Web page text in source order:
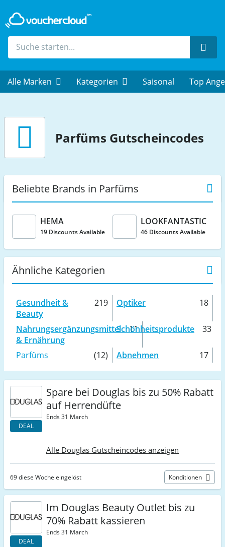
Alle Marken Kategorien Saisonal Top
Parfüms Gutscheincodes
Beliebte Brands in Parfüms
HEMA
19 Discounts Available
LOOKFANTASTIC
46 Discounts Available
Ähnliche Kategorien
Gesundheit &
Beauty
219 Optiker 18
Nahrungsergänzungsmittel
& Ernährung
11
Schönheitsprodukte 33
Parfüms (12) Abnehmen 17
DEAL
Spare bei Douglas bis zu 50% Rabatt
auf Herrendüfte
Ends 31 March
Alle Douglas Gutscheincodes anzeigen
69 diese Woche eingelöst Konditionen
DEAL
Im Douglas Beauty Outlet bis zu
70% Rabatt kassieren
Ends 31 March